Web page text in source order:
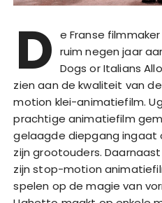
D e Franse
ruim negen jaar
Dogs or Italians
zien aan de kwaliteit van
motion klei-animatiefilm.
prachtige animatiefilm
gelaagde diepgang ingaat
zijn grootouders.
zijn stop-motion
spelen op de magie van